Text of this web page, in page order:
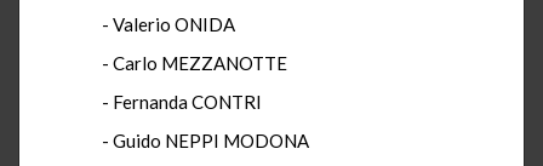
- Valerio ONIDA
- Carlo MEZZANOTTE
- Fernanda CONTRI
- Guido NEPPI MODONA